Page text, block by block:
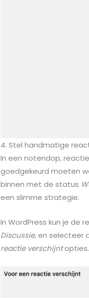
4. Stel handmatige
In een notendop,
goedgekeurd moeten
binnen met de status
een slimme strategie.
In WordPress kun je de
Discussie, en selecteer
reactie verschijntopties.